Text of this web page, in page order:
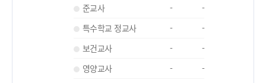
준교사
-
-
특수학교 정교사
-
-
보건교사
-
-
영양교사
- -